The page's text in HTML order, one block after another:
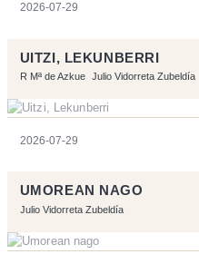
2026-07-29
UITZI, LEKUNBERRI
R Mª de Azkue Julio Vidorreta Zubeldía
2026-07-29
UMOREAN NAGO
Julio Vidorreta Zubeldía